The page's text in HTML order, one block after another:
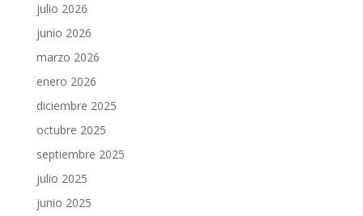
julio 2026
junio 2026
marzo 2026
enero 2026
diciembre 2025
octubre 2025
septiembre 2025
julio 2025
junio 2025